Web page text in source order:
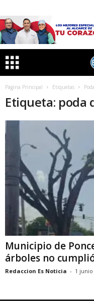
Página Principal Etiquetas
Etiqueta: poda
Municipio de
árboles no
Redaccion Es Noticia - 1 junio